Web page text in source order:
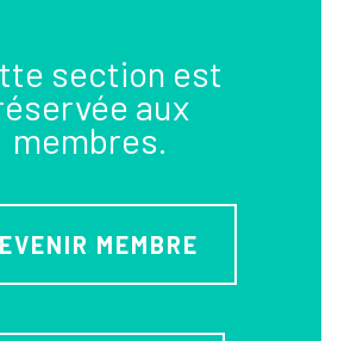
section est
aux
membres.
MEMBRE